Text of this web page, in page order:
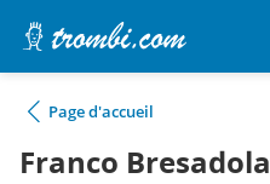
Page d'accueil
Franco Bresadola